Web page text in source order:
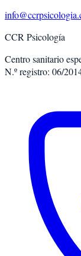
CCR Psicología
Centro sanitario
N.º registro: 06/